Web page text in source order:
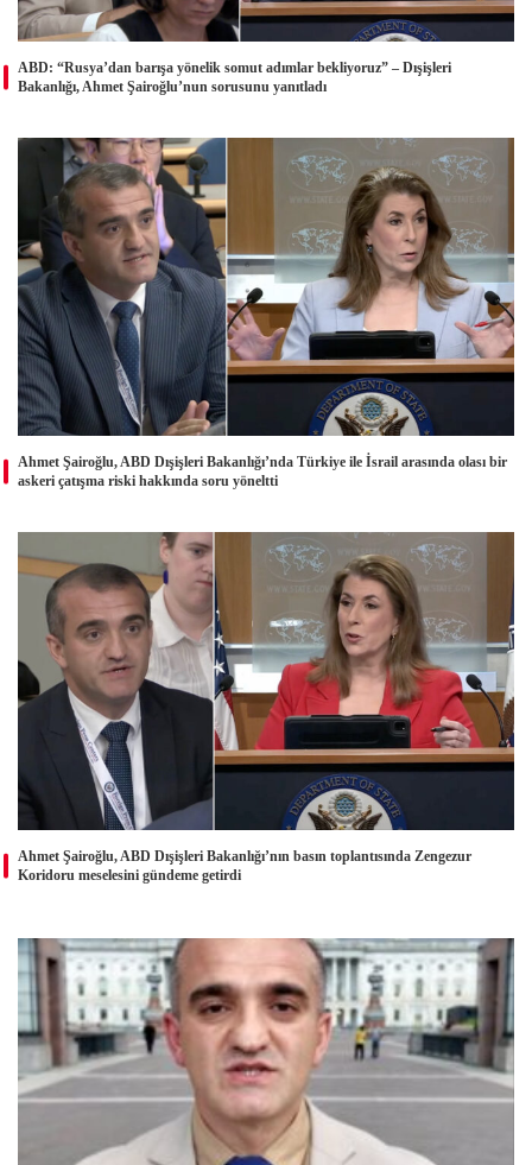
ABD: “Rusya’dan barışa yönelik somut adımlar bekliyoruz” – Dışişleri
Bakanlığı, Ahmet Şairoğlu’nun sorusunu yanıtladı
Ahmet Şairoğlu, ABD Dışişleri Bakanlığı’nda Türkiye ile İsrail arasında olası bir
askeri çatışma riski hakkında soru yöneltti
Ahmet Şairoğlu, ABD Dışişleri Bakanlığı’nın basın toplantısında Zengezur
Koridoru meselesini gündeme getirdi